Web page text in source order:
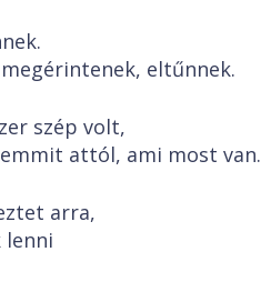
eltűnnek.
szép volt,
attól, ami most van.
arra,
lenni